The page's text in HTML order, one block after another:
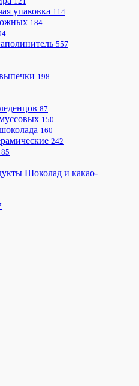
упаковка 114
184
557
198
87
150
160
242
85
Шоколад и какао-